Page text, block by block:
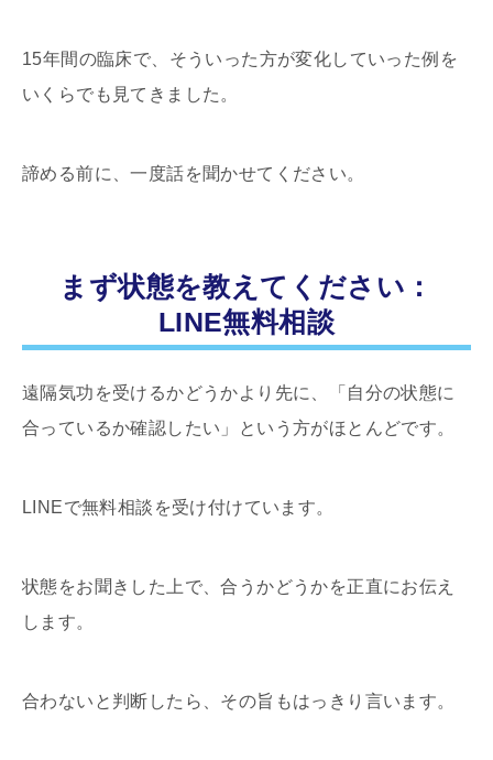
15年間の臨床で、そういった方が変化していった例を
いくらでも見てきました。
諦める前に、一度話を聞かせてください。
まず状態を教えてください：
LINE無料相談
遠隔気功を受けるかどうかより先に、「自分の状態に
合っているか確認したい」という方がほとんどです。
LINEで無料相談を受け付けています。
状態をお聞きした上で、合うかどうかを正直にお伝え
します。
合わないと判断したら、その旨もはっきり言います。